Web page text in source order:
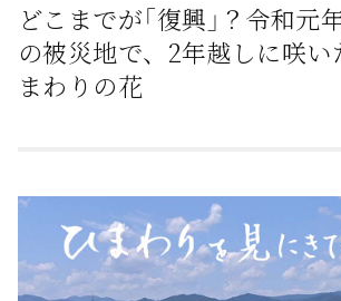
どこまでが「復興」？令和元
の被災地で、2年越しに咲い
まわりの花